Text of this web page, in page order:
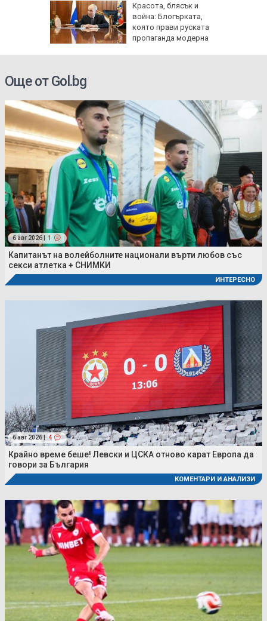
Красота, блясък и
война: Блогърката,
която прави руската
пропаганда модерна
Още от Gol.bg
6 авг 2026 | 1
Капитанът на волейболните национали върти любов със
секси атлетка + СНИМКИ
ИНТЕРЕСНО
6 авг 2026 | 4
Крайно време беше! Левски и ЦСКА отново карат Европа да
говори за България
КОМЕНТАРИ И АНАЛИЗИ